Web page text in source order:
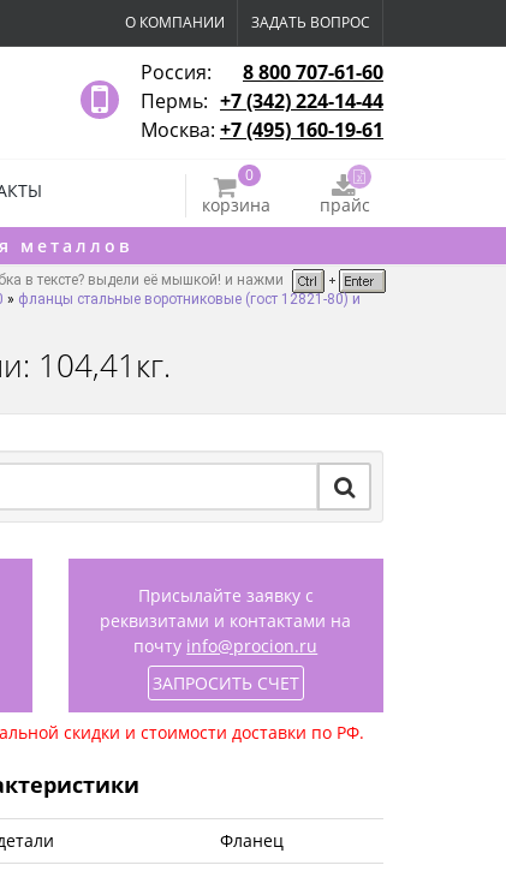
О КОМПАНИИ ЗАДАТЬ ВОПРОС
Россия:
8 800 707-61-60
Пермь: +7 (342) 224-14-44
Москва: +7 (495) 160-19-61
0
корзина
прайс
металлов
в тексте? выдели её мышкой! и нажми
» фланцы стальные воротниковые (гост 12821-80) и
104,41кг.
Присылайте заявку с
реквизитами и контактами на
почту info@procion.ru
ЗАПРОСИТЬ СЧЕТ
скидки и стоимости доставки по РФ.
Фланец